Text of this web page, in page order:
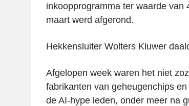
inkoopprogramma ter waarde van
maart werd afgerond.
Hekkensluiter Wolters Kluwer
Afgelopen week waren het niet
fabrikanten van geheugenchips
de AI-hype leden, onder meer na